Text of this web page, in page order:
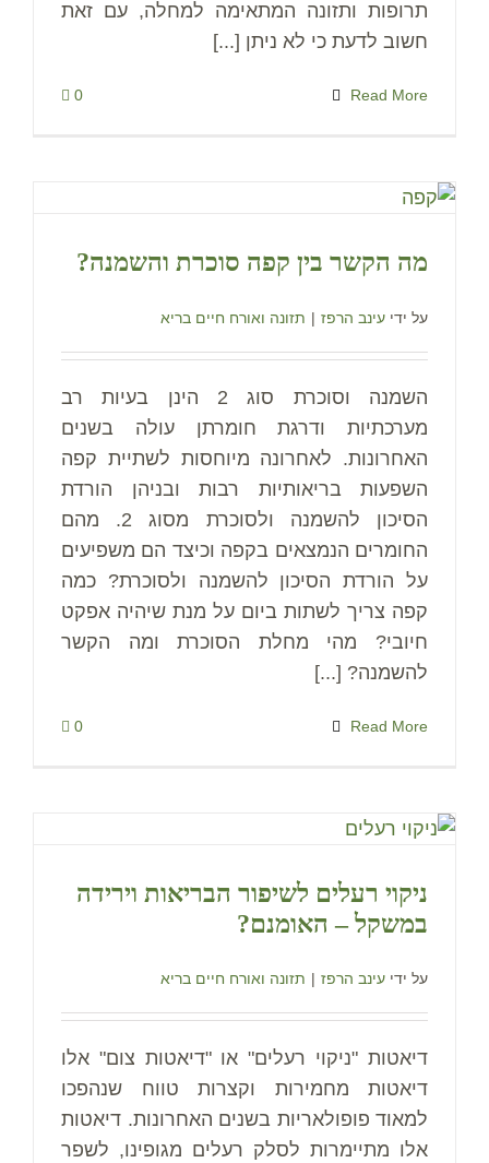
תרופות ותזונה המתאימה למחלה, עם זאת
חשוב לדעת כי לא ניתן [...]
Read More
0
מה הקשר בין קפה סוכרת והשמנה?
על ידי עינב הרפז | תזונה ואורח חיים בריא
השמנה וסוכרת סוג 2 הינן בעיות רב
מערכתיות ודרגת חומרתן עולה בשנים
האחרונות. לאחרונה מיוחסות לשתיית קפה
השפעות בריאותיות רבות ובניהן הורדת
הסיכון להשמנה ולסוכרת מסוג 2. מהם
החומרים הנמצאים בקפה וכיצד הם משפיעים
על הורדת הסיכון להשמנה ולסוכרת? כמה
קפה צריך לשתות ביום על מנת שיהיה אפקט
חיובי? מהי מחלת הסוכרת ומה הקשר
להשמנה? [...]
Read More
0
ניקוי רעלים לשיפור הבריאות וירידה
במשקל – האומנם?
על ידי עינב הרפז | תזונה ואורח חיים בריא
דיאטות "ניקוי רעלים" או "דיאטות צום" אלו
דיאטות מחמירות וקצרות טווח שנהפכו
למאוד פופולאריות בשנים האחרונות. דיאטות
אלו מתיימרות לסלק רעלים מגופינו, לשפר